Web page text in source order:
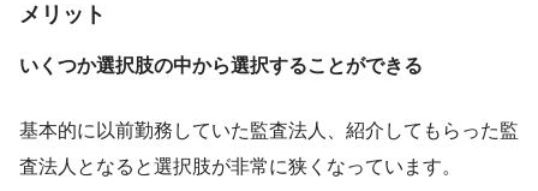
メリット
いくつか選択肢の中から選択することができる
基本的に以前勤務していた監査法人、紹介してもらった監
査法人となると選択肢が非常に狭くなっています。